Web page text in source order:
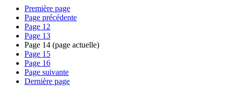
Première page
Page précédente
Page 12
Page 13
Page 14 (page actuelle)
Page 15
Page 16
Page suivante
Dernière page